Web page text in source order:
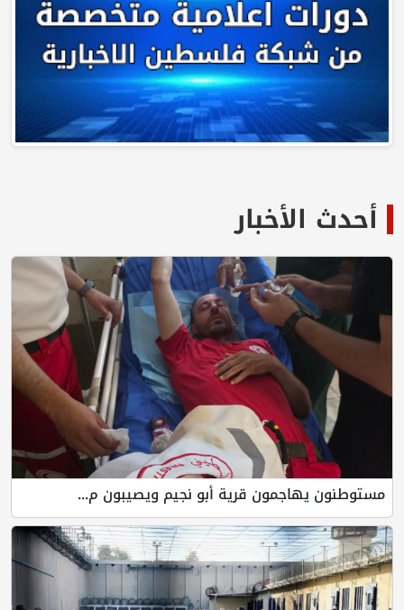
أحدث الأخبار
مستوطنون يهاجمون قرية أبو نجيم ويصيبون م...